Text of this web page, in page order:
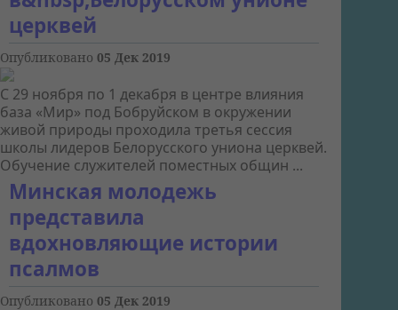
церквей
Опубликовано 05 Дек 2019
С 29 ноября по 1 декабря в центре влияния
база «Мир» под Бобруйском в окружении
живой природы проходила третья сессия
школы лидеров Белорусского униона церквей.
Обучение служителей поместных общин ...
Минская молодежь
представила
вдохновляющие истории
псалмов
Опубликовано 05 Дек 2019